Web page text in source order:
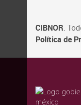
CIBNOR.
Política de